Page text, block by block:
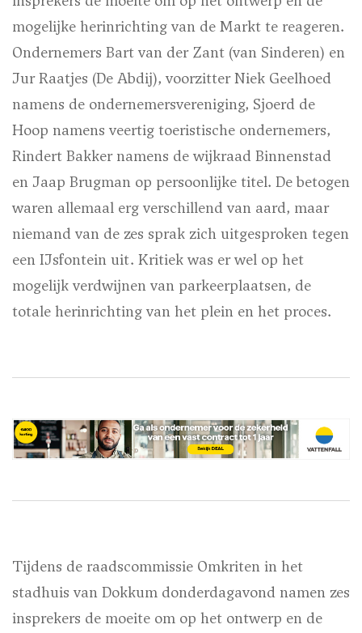
mogelijke herinrichting van de Markt te reageren.
Ondernemers Bart van der Zant (van Sinderen) en
Jur Raatjes (De Abdij), voorzitter Niek Geelhoed
namens de ondernemersvereniging, Sjoerd de
Hoop namens veertig toeristische ondernemers,
Rindert Bakker namens de wijkraad Binnenstad
en Jaap Brugman op persoonlijke titel. De betogen
waren allemaal erg verschillend van aard, maar
niemand van de zes sprak zich uitgesproken tegen
een IJsfontein uit. Kritiek was er wel op het
mogelijk verdwijnen van parkeerplaatsen, de
totale herinrichting van het plein en het proces.
Tijdens de raadscommissie Omkriten in het
stadhuis van Dokkum donderdagavond namen zes
insprekers de moeite om op het ontwerp en de